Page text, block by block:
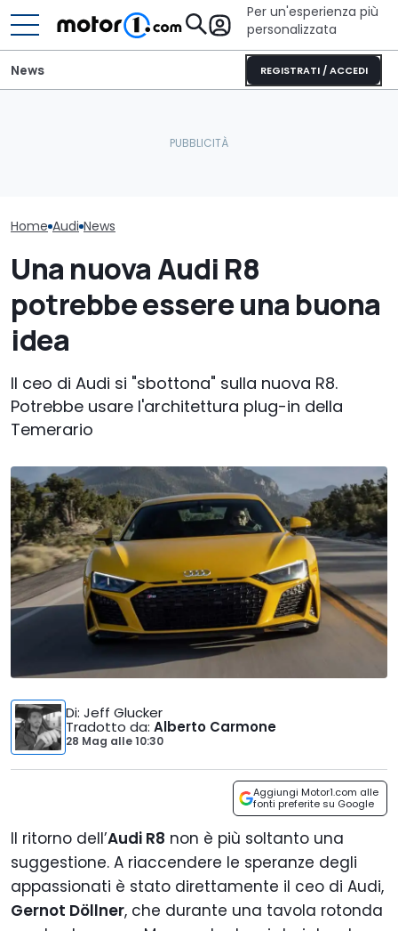
Per un'esperienza più
personalizzata
REGISTRATI / ACCEDI
News
Home Audi News
Una nuova Audi R8
potrebbe essere una buona
idea
Il ceo di Audi si "sbottona" sulla nuova R8.
Potrebbe usare l'architettura plug-in della
Temerario
Di: Jeff Glucker
Tradotto da: Alberto Carmone
28 Mag alle10:30
Aggiungi Motor1.com alle
fonti preferite su Google
Il ritorno dell’Audi R8 non è più soltanto una
suggestione. A riaccendere le speranze degli
appassionati è stato direttamente il ceo di Audi,
Gernot Döllner, che durante una tavola rotonda